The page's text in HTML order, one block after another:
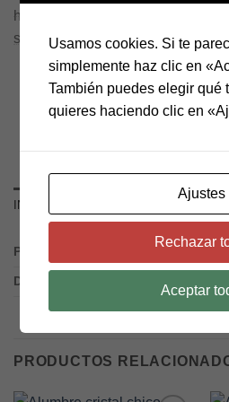
Categorías: Laboratorio del
INFORMACIÓN ADICIONAL
PESO
DIMENSIONES
8
PRODUCTOS
Usamos cookies. Si te
simplemente haz clic en
También puedes elegir qué
quieres haciendo clic en
Ajustes
Rechazar
Aceptar